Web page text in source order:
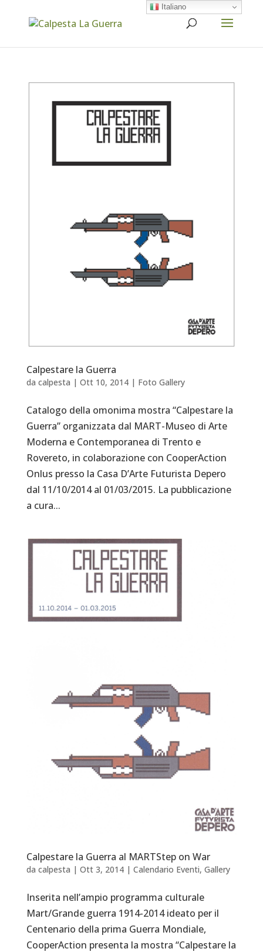
Calpestare la Guerra
da calpesta | Ott 10, 2014| Foto Gallery
Catalogo della omonima mostra “Calpestare la
Guerra” organizzata dal MART-Museo di Arte
Moderna e Contemporanea di Trento e
Rovereto, in colaborazione con CooperAction
Onlus presso la Casa D’Arte Futurista Depero
dal 11/10/2014 al 01/03/2015. La pubblicazione
a cura...
Calpestare la Guerra al MARTStep on War
da calpesta | Ott 3, 2014| Calendario Eventi, Gallery
Inserita nell’ampio programma culturale
Mart/Grande guerra 1914-2014 ideato per il
Centenario della prima Guerra Mondiale,
CooperAction presenta la mostra “Calpestare la
Italiano